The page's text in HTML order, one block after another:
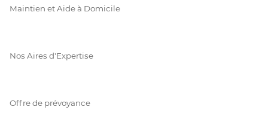
Maintien et Aide à Domicile
Nos Aires d'Expertise
Offre de prévoyance